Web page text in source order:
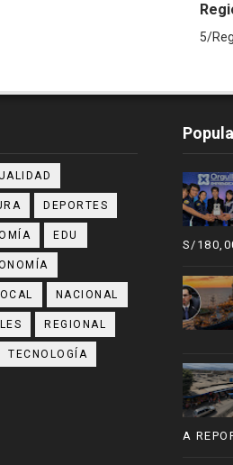
5/
DEPORTES
EDU
NACIONAL
REGIONAL
TECNOLOGÍA
S/
A